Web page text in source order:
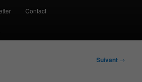
Contact
Suivant →